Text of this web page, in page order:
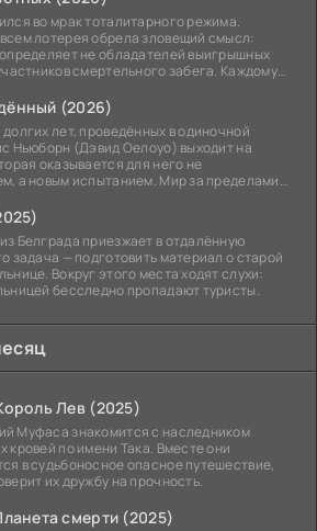
во мрак тоталитарного режима.
лотерея обрела зловещий смысл:
не обладателей выигрышных
смертельного забега. Каждому
(2026)
лет, проведённых в одиночной
Ньюборн (Дэвид Оелоуо) выходит на
оказывается для него не
а новым испытанием. Мир за пределами
Белграда приезжает в отдалённую
задача — подготовить материал о старой
Вокруг этого места ходят слухи:
бесследно пропадают туристы.
Лев (2025)
Муфаса знакомится с наследником
кровей по имени Така. Вместе они
в судьбоносное опасное путешествие,
их дружбу на прочность.
смерти (2025)